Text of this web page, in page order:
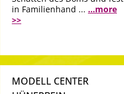
in Familienhand ... ...more
>>
MODELL CENTER